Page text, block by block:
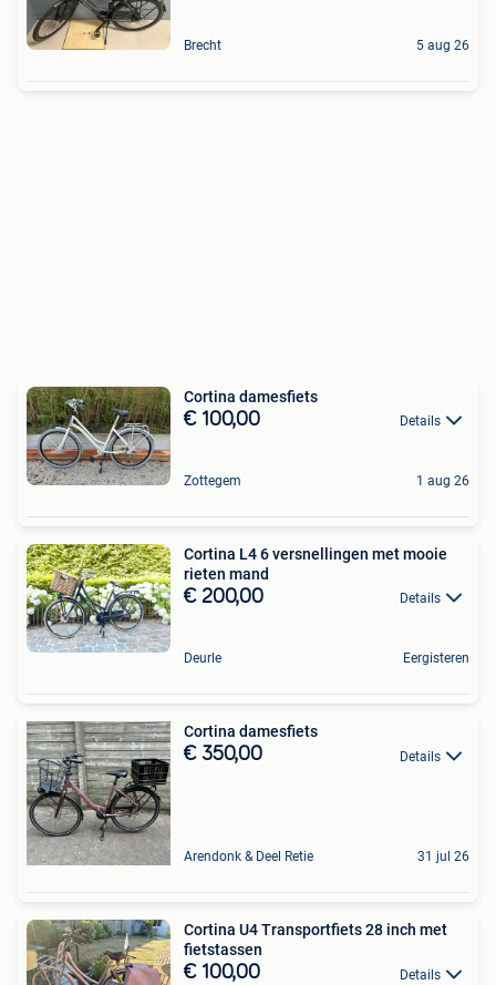
Brecht 5 aug 26
Cortina damesfiets
€ 100,00 Details
Zottegem 1 aug 26
Cortina L4 6 versnellingen met mooie
rieten mand
€ 200,00 Details
Deurle Eergisteren
Cortina damesfiets
€ 350,00 Details
Arendonk & Deel Retie 31 jul 26
Cortina U4 Transportfiets 28 inch met
fietstassen
€ 100,00 Details